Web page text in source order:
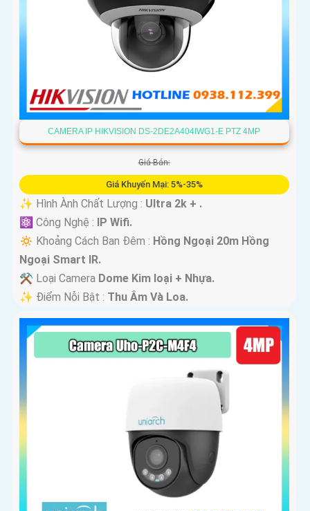
CAMERA IP HIKVISION DS-2DE2A404IWG1-E PTZ 4MP
Giá Bán:
Giá Khuyến Mại: 5%-35%
✨ Hình Ành Chất Lượng : Ultra 2k + .
⚛️ Công Nghệ : IP Wifi.
🔅 Khoảng Cách Ban Đêm : Hồng Ngoại 20m Hồng
Ngoại Smart IR.
⚒ Loại Camera Dome Kim loại + Nhựa.
️✨ Điểm Nỗi Bật : Thu Âm Và Loa.